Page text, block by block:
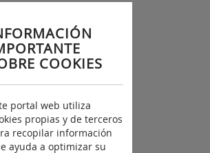
COOKIES
portal web utiliza
propias y de terceros
recopilar información
ayuda a optimizar su